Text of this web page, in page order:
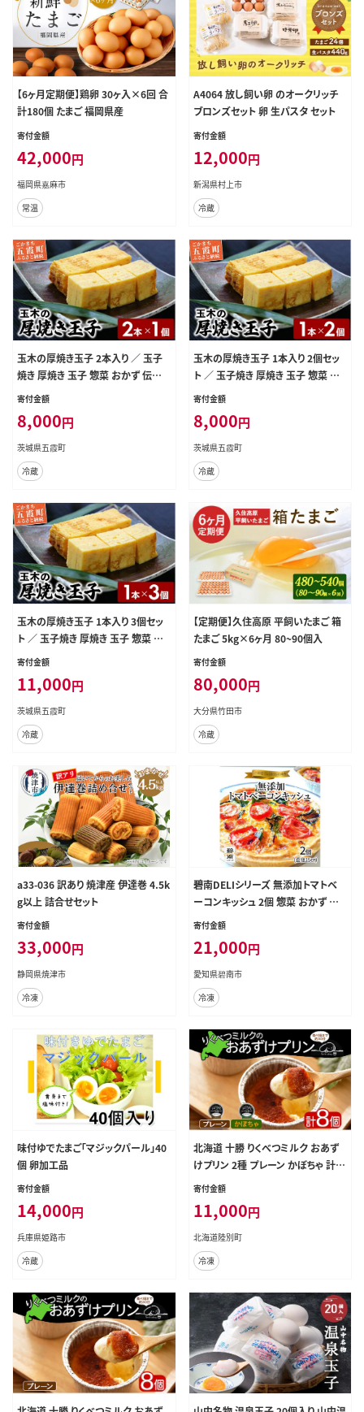
【6ヶ月定期便】鶏卵 30ヶ入×6回 合
計180個 たまご 福岡県産
寄付金額
42,000円
福岡県嘉麻市
常温
A4064 放し飼い卵 のオークリッチ
ブロンズセット 卵 生パスタ セット
寄付金額
12,000円
新潟県村上市
冷蔵
玉木の厚焼き玉子 2本入り ／ 玉子
焼き 厚焼き 玉子 惣菜 おかず 伝統
旨味 コク だし 茨城県 五霞町
寄付金額
8,000円
茨城県五霞町
冷蔵
玉木の厚焼き玉子 1本入り 2個セッ
ト ／ 玉子焼き 厚焼き 玉子 惣菜 お
かず 伝統 旨味 コク だし 茨城県 五
寄付金額
8,000円
茨城県五霞町
冷蔵
玉木の厚焼き玉子 1本入り 3個セッ
ト ／ 玉子焼き 厚焼き 玉子 惣菜 お
かず 旨味 コク だし 茨城県 五霞町
寄付金額
11,000円
茨城県五霞町
冷蔵
【定期便】久住高原 平飼いたまご 箱
たまご 5kg×6ヶ月 80~90個入
寄付金額
80,000円
大分県竹田市
冷蔵
a33-036 訳あり 焼津産 伊達巻 4.5k
g以上 詰合せセット
寄付金額
33,000円
静岡県焼津市
冷凍
碧南DELIシリーズ 無添加トマトベ
ーコンキッシュ 2個 惣菜 おかず 洋
食 トマト ベーコン 野菜 キッシュ 卵
寄付金額
21,000円
愛知県碧南市
冷凍
味付ゆでたまご「マジックパール」40
個 卵加工品
寄付金額
14,000円
兵庫県姫路市
冷蔵
北海道 十勝 りくべつミルク おあず
けプリン 2種 プレーン かぼちゃ 計8
個 プリン 冷凍プリン 牛乳 ミルク 完
温殺菌牛乳 スイーツ デザート おや
つ お菓子 無添加 冷凍 フェアトレー
ド 送料無料
寄付金額
11,000円
北海道陸別町
冷凍